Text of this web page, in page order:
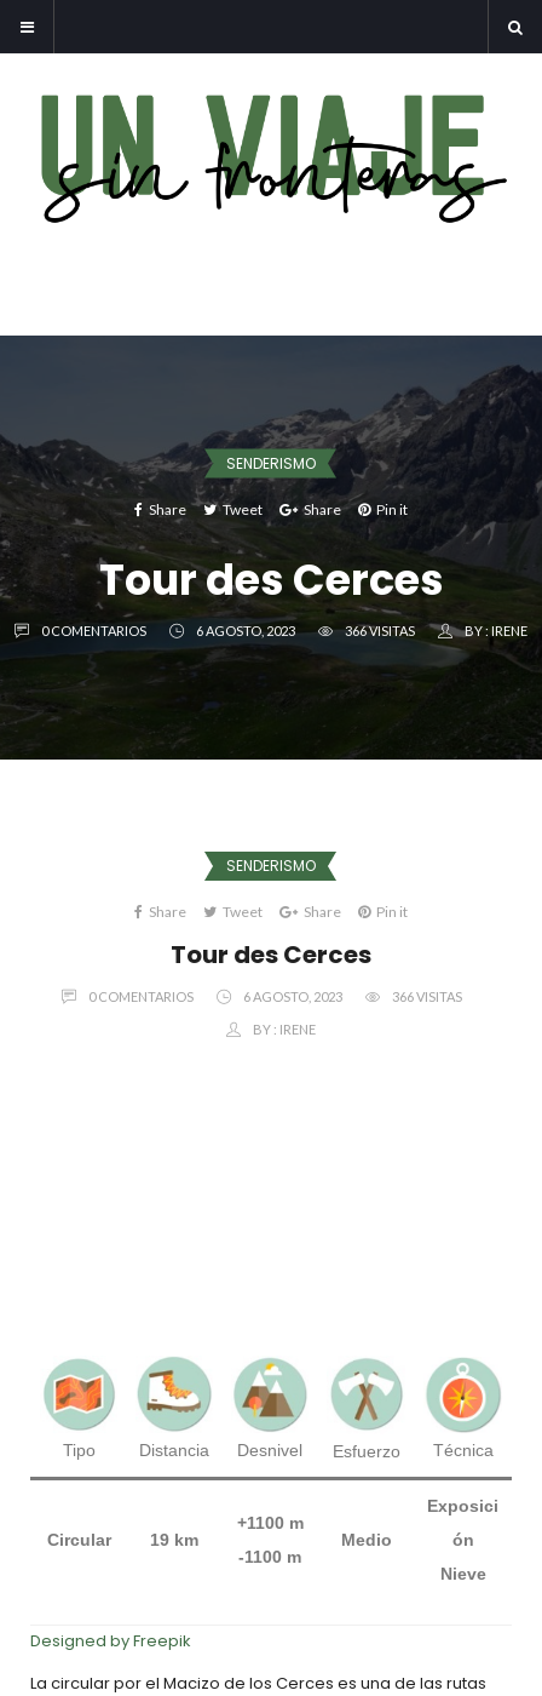
SENDERISMO
Share Tweet Share Pin it
Tour des Cerces
0 COMENTARIOS 6 AGOSTO, 2023 366 VISITAS BY : IRENE
SENDERISMO
Share Tweet Share Pin it
Tour des Cerces
0 COMENTARIOS 6 AGOSTO, 2023 366 VISITAS
BY : IRENE
Tipo Distancia Desnivel Esfuerzo Técnica
Circular 19 km
+1100 m
-1100 m
Medio
Exposici
ón
Nieve
Designed by Freepik
La circular por el Macizo de los Cerces es una de las rutas